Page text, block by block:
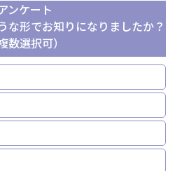
ンケート
な形でお知りになりましたか？
数選択可）